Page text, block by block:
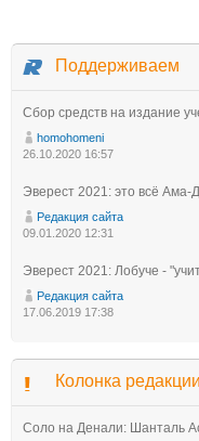
Поддерживаем
Сбор средств на издание
homohomeni
26.10.2020 16:57
Эверест 2021: это всё Ама-
Редакция сайта
09.01.2020 12:31
Эверест 2021: Лобуче -
Редакция сайта
17.06.2019 17:38
Колонка редакции
Соло на Денали: Шанталь